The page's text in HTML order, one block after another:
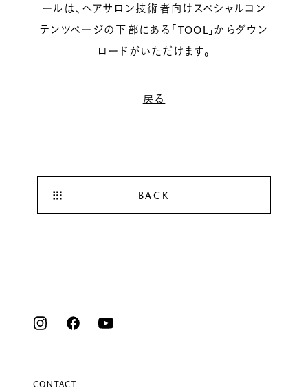
ールは、ヘアサロン技術者向けスペシャルコン
テンツページの下部にある「TOOL」からダウン
ロードがいただけます。
戻る
BACK
CONTACT